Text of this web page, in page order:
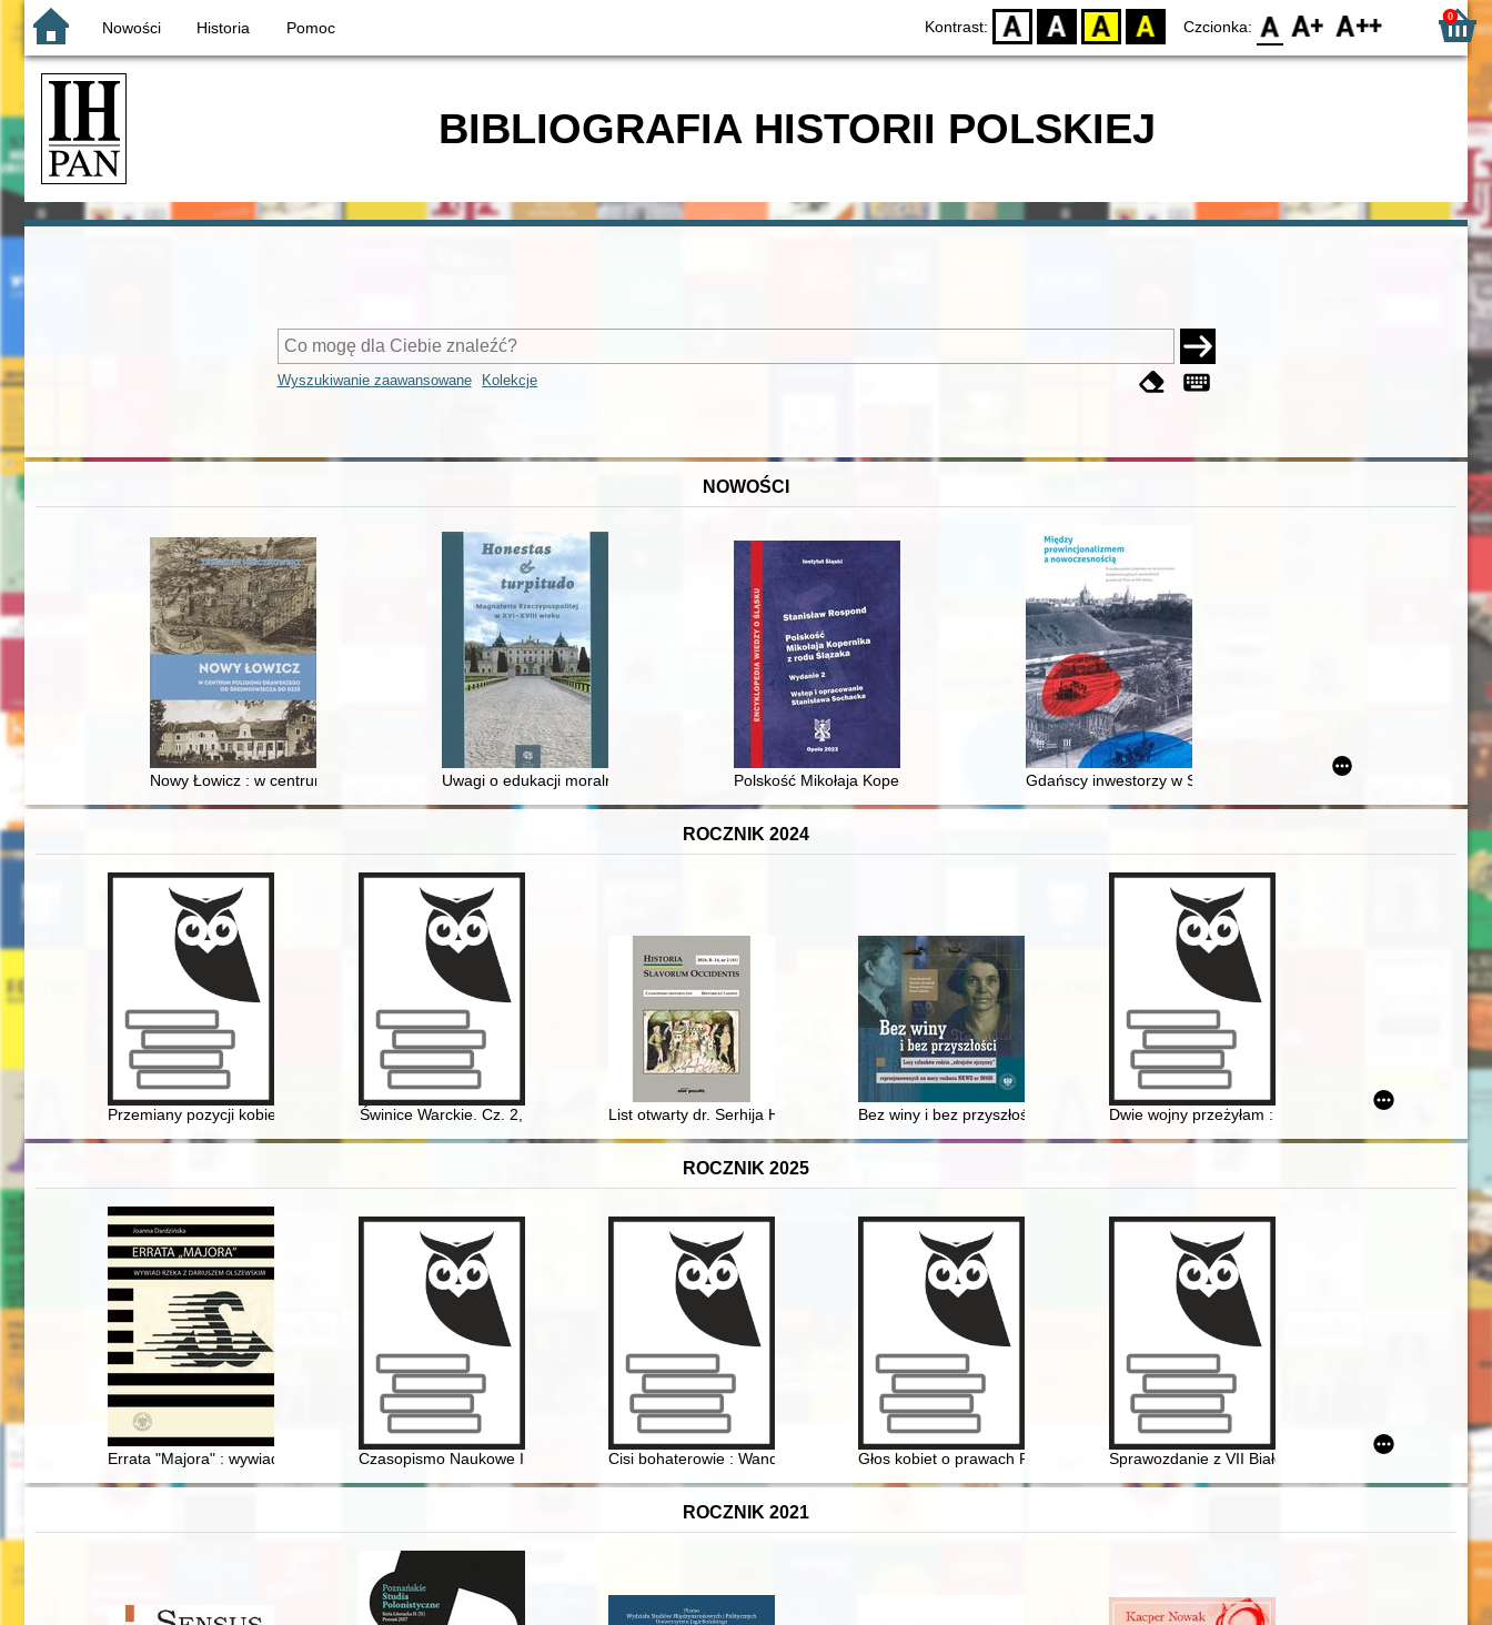
Nowości Historia Pomoc Kontrast: D BW YB BY Czcionka: F0 F1 F2 0
BIBLIOGRAFIA HISTORII POLSKIEJ
Wyszukiwanie zaawansowane Kolekcje
NOWOŚCI
Nowy Łowicz : w centrum poligonu drawskiego od średniowiecza do dziśUwagi o edukacji moralnej synów szlacheckich w XVI-wiecznej Rzeczypospolitej
Polskość Mikołaja Kopernika z rodu ŚlązakaGdańscy inwestorzy w Sopocie : prestiż finansowy i towarzyski
ROCZNIK 2024
Przemiany pozycji kobiet w PRL-u : wybrane konteksty
Świnice Warckie. Cz. 2, List otwarty dr. Serhija Humennego w odpowiedzi na recenzję dr. Piotra Olechowskiego
Bez winy i bez przyszłości : losy członków rodzin "zdrajców ojczyzny" represjonowanych
Dwie wojny przeżyłam : historia życia Marii Dominiak
ROCZNIK 2025
Errata "Majora" : wywiad rzeka z Dariuszem OlszewskimCzasopismo Naukowe Instytutu Studiów Kobiecych. 2025, [nr] 1
Cisi bohaterowie : Wanda i Władysław LisGłos kobiet o prawach Polek w świetle dokumentacji Zjazdów Kobiet Polskich z
Sprawozdanie z VII Białostockiej Letniej Szkoły
ROCZNIK 2021